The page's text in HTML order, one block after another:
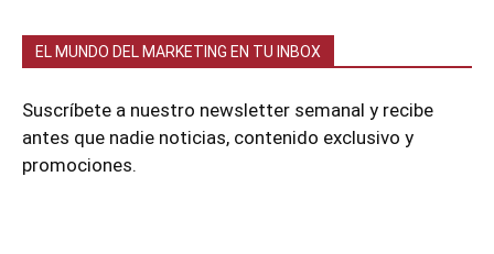
EL MUNDO DEL MARKETING EN TU INBOX
Suscríbete a nuestro newsletter semanal y recibe
antes que nadie noticias, contenido exclusivo y
promociones.